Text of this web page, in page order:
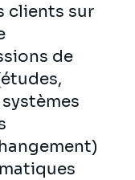
clients sur
de